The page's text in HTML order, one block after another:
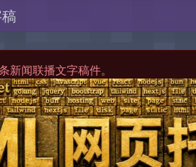
新闻联播文字稿件。